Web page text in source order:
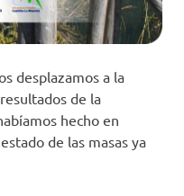
desplazamos a la
de la
hecho en
de las masas ya